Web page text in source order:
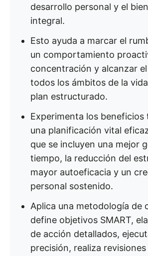
desarrollo personal y el
integral.
Esto ayuda a marcar el
un comportamiento
concentración y alcanzar
todos los ámbitos de la
plan estructurado.
Experimenta los beneficios
una planificación vital
que se incluyen una mejor
tiempo, la reducción del
mayor autoeficacia y un
personal sostenido.
Aplica una metodología de
define objetivos SMART,
de acción detallados,
precisión, realiza